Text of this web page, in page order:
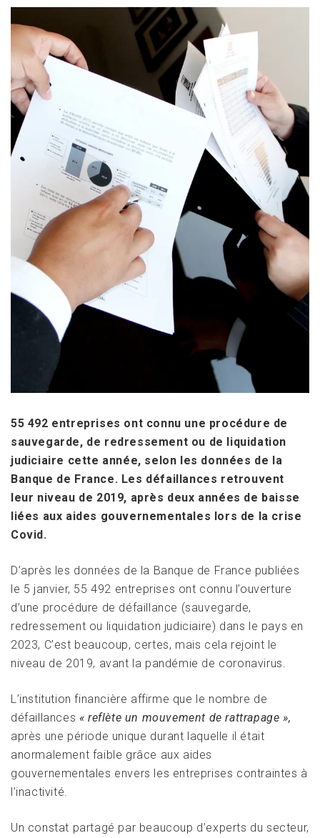
55 492 entreprises ont connu une procédure de
sauvegarde, de redressement ou de liquidation
judiciaire cette année, selon les données de la
Banque de France. Les défaillances retrouvent
leur niveau de 2019, après deux années de baisse
liées aux aides gouvernementales lors de la crise
Covid.
D’après les données de la Banque de France publiées
le 5 janvier, 55 492 entreprises ont connu l’ouverture
d’une procédure de défaillance (sauvegarde,
redressement ou liquidation judiciaire) dans le pays en
2023, C’est beaucoup, certes, mais cela rejoint le
niveau de 2019, avant la pandémie de coronavirus.
L’institution financière affirme que le nombre de
défaillances « reflète un mouvement de rattrapage »,
après une période unique durant laquelle il était
anormalement faible grâce aux aides
gouvernementales envers les entreprises contraintes à
l’inactivité.
Un constat partagé par beaucoup d’experts du secteur,